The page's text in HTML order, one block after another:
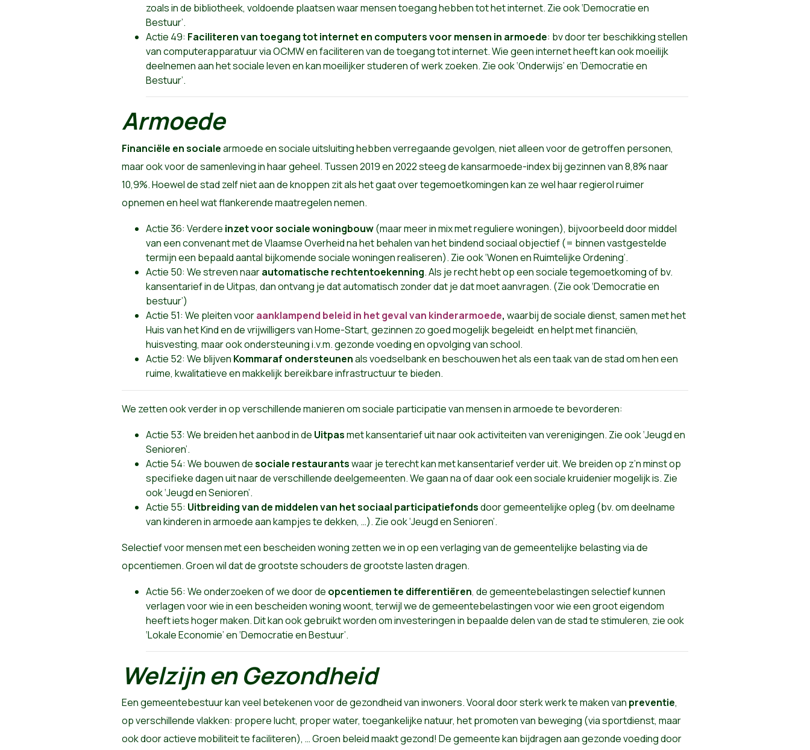
zoals in de bibliotheek, voldoende plaatsen waar mensen toegang hebben tot het internet. Zie ook ‘Democratie en
Bestuur’.
Actie 49: Faciliteren van toegang tot internet en computers voor mensen in armoede: bv door ter beschikking stellen
van computerapparatuur via OCMW en faciliteren van de toegang tot internet. Wie geen internet heeft kan ook moeilijk
deelnemen aan het sociale leven en kan moeilijker studeren of werk zoeken. Zie ook ‘Onderwijs’ en ‘Democratie en
Bestuur’.
Armoede
Financiële en socialearmoede en sociale uitsluiting hebben verregaande gevolgen, niet alleen voor de getroffen personen,
maar ook voor de samenleving in haar geheel. Tussen 2019 en 2022 steeg de kansarmoede-index bij gezinnen van 8,8% naar
10,9%. Hoewel de stad zelf niet aan de knoppen zit als het gaat over tegemoetkomingen kan ze wel haar regierol ruimer
opnemen en heel wat flankerende maatregelen nemen.
Actie 36: Verdere inzet voor sociale woningbouw(maar meer in mix met reguliere woningen), bijvoorbeeld door middel
van een convenant met de Vlaamse Overheid na het behalen van het bindend sociaal objectief (= binnen vastgestelde
termijn een bepaald aantal bijkomende sociale woningen realiseren). Zie ook ‘Wonen en Ruimtelijke Ordening’.
Actie 50: We streven naarautomatische rechtentoekenning. Als je recht hebt op een sociale tegemoetkoming of bv.
kansentarief in de Uitpas, dan ontvang je dat automatisch zonder dat je dat moet aanvragen. (Zie ook ‘Democratie en
bestuur’)
Actie 51: We pleiten vooraanklampend beleid in het geval van kinderarmoede, waarbij de sociale dienst, samen met het
Huis van het Kind en de vrijwilligers van Home-Start, gezinnen zo goed mogelijk begeleidt en helpt met financiën,
huisvesting, maar ook ondersteuning i.v.m. gezonde voeding en opvolging van school.
Actie 52: We blijven Kommaraf ondersteunenals voedselbank en beschouwen het als een taak van de stad om hen een
ruime, kwalitatieve en makkelijk bereikbare infrastructuur te bieden.
We zetten ook verder in op verschillende manieren om sociale participatie van mensen in armoede te bevorderen:
Actie 53: We breiden het aanbod in de Uitpasmet kansentarief uit naar ook activiteiten van verenigingen. Zie ook ‘Jeugd en
Senioren’.
Actie 54: We bouwen desociale restaurantswaar je terecht kan met kansentarief verder uit. We breiden op z’n minst op
specifieke dagen uit naar de verschillende deelgemeenten. We gaan na of daar ook een sociale kruidenier mogelijk is. Zie
ook ‘Jeugd en Senioren’.
Actie 55: Uitbreiding van de middelen van het sociaal participatiefondsdoor gemeentelijke opleg (bv. om deelname
van kinderen in armoede aan kampjes te dekken, …). Zie ook ‘Jeugd en Senioren’.
Selectief voor mensen met een bescheiden woning zetten we in op een verlaging van de gemeentelijke belasting via de
opcentiemen. Groen wil dat de grootste schouders de grootste lasten dragen.
Actie 56: We onderzoeken of we door de opcentiemen te differentiëren, de gemeentebelastingen selectief kunnen
verlagen voor wie in een bescheiden woning woont, terwijl we de gemeentebelastingen voor wie een groot eigendom
heeft iets hoger maken. Dit kan ook gebruikt worden om investeringen in bepaalde delen van de stad te stimuleren, zie ook
‘Lokale Economie’ en ‘Democratie en Bestuur’.
Welzijn en Gezondheid
Een gemeentebestuur kan veel betekenen voor de gezondheid van inwoners. Vooral door sterk werk te maken van preventie,
op verschillende vlakken: propere lucht, proper water, toegankelijke natuur, het promoten van beweging (via sportdienst, maar
ook door actieve mobiliteit te faciliteren), … Groen beleid maakt gezond! De gemeente kan bijdragen aan gezonde voeding door